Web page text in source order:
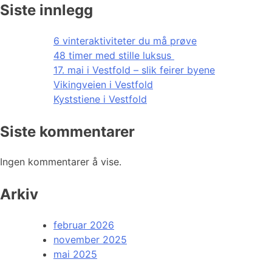
Siste innlegg
6 vinteraktiviteter du må prøve
48 timer med stille luksus
17. mai i Vestfold – slik feirer byene
Vikingveien i Vestfold
Kyststiene i Vestfold
Siste kommentarer
Ingen kommentarer å vise.
Arkiv
februar 2026
november 2025
mai 2025